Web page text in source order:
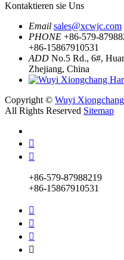
Kontaktieren sie Uns
Email sales@xcwjc.com
PHONE +86-579-
+86-15867910531
ADD No.5 Rd., 6#,
Zhejiang, China
Copyright © Wuyi
All Rights Reserved Sitemap


+86-579-87988219
+86-15867910531



